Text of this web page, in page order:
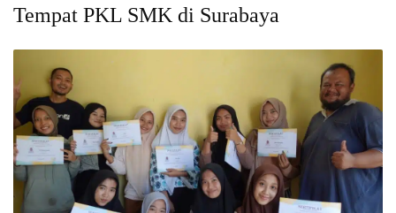
Tempat PKL SMK di Surabaya